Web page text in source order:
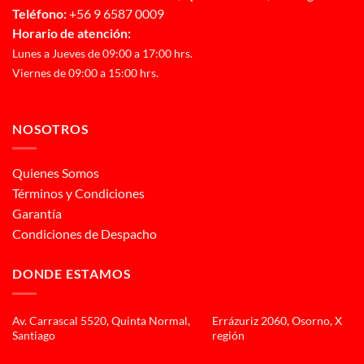
Teléfono:+56 9 6587 0009
Horario de atención:
Lunes a Jueves de 09:00 a 17:00 hrs.
Viernes de 09:00 a 15:00 hrs.
NOSOTROS
Quienes Somos
Términos y Condiciones
Garantía
Condiciones de Despacho
DONDE ESTAMOS
Av. Carrascal 5520, Quinta Normal,
Santiago
Errázuriz 2060, Osorno, X
región